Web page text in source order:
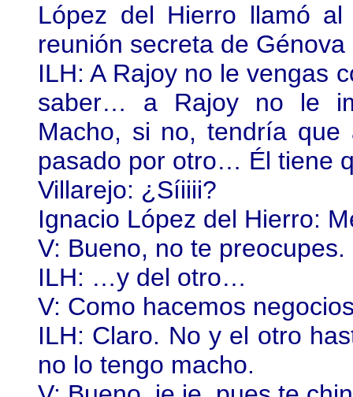
López del Hierro llamó
reunión secreta de
ILH: A Rajoy no le vengas
saber… a Rajoy no le
Macho, si no, tendría
pasado por otro… Él tiene
Villarejo: ¿Síiiii?
Ignacio López del Hierro:
V: Bueno, no te
ILH: …y del otro…
V: Como hacemos
ILH: Claro. No y el otro
no lo tengo macho.